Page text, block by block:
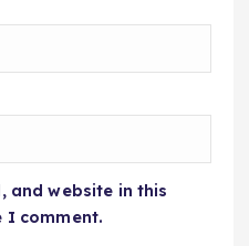
and website in this
I comment.